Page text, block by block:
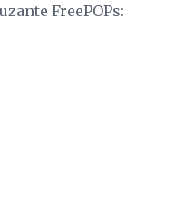
FreePOPs: